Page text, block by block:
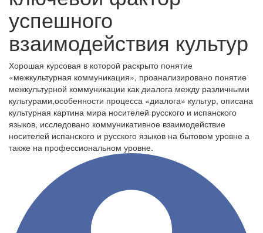
успешного
взаимодействия культур
Хорошая курсовая в которой раскрыто понятие
«межкультурная коммуникация», проанализировано понятие
межкультурной коммуникации как диалога между различными
культурами,особенности процесса «диалога» культур, описана
культурная картина мира носителей русского и испанского
языков, исследовано коммуникативное взаимодействие
носителей испанского и русского языков на бытовом уровне а
также на профессиональном уровне.